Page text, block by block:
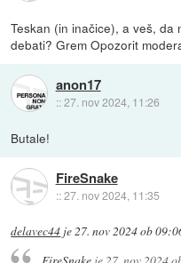
Teskan (in inačice), a veš,
debati? Grem Opozorit
anon17
::27. nov 2024, 11:26
Butale!
FireSnake
::27. nov 2024, 11:35
delavec44 je 27. nov 2024 ob